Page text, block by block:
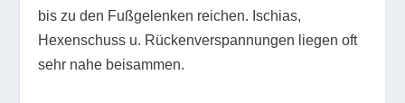
bis zu den Fußgelenken reichen. Ischias,
Hexenschuss u. Rückenverspannungen liegen oft
sehr nahe beisammen.